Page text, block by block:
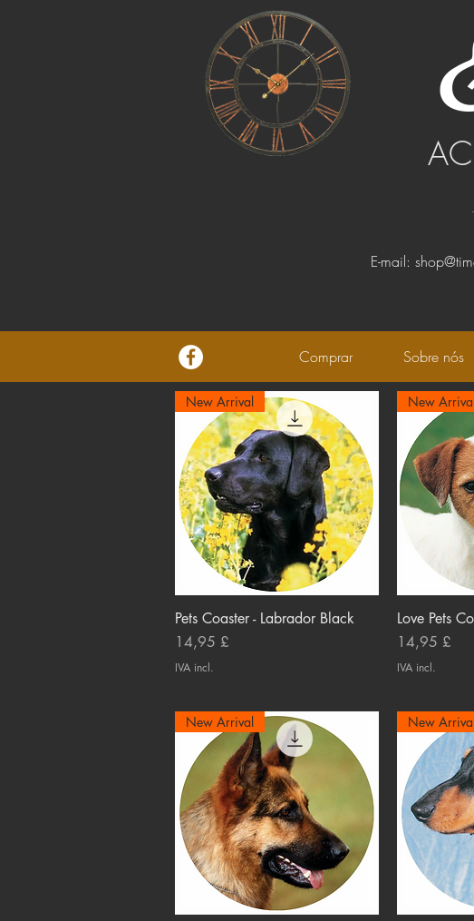
E-mail:
Comprar Sobre nós
Visualização rápida
New Arrival
Pets Coaster - Labrador Black
Preço
14,95 £
IVA incl.
New
Love Pets
Preço
14,95 £
IVA incl.
New Arrival New